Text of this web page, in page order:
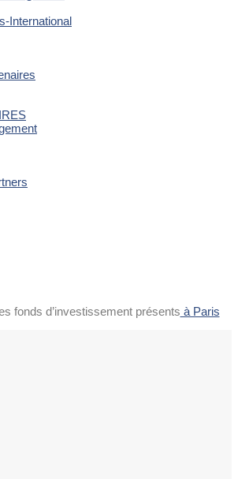
International
fonds d’investissement présents à Paris